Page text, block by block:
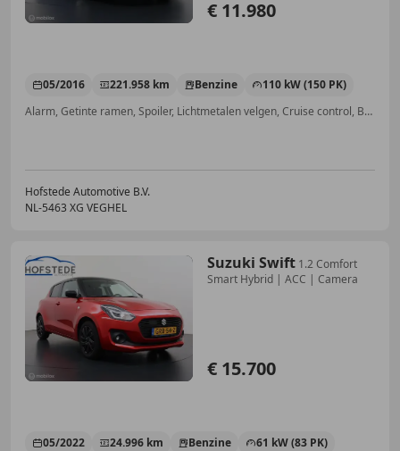
€ 11.980
05/2016 221.958 km Benzine
110 kW (150 PK)
Alarm, Getinte ramen, Spoiler, Lichtmetalen velgen, Cruise control, Bandenspanningscontrole, Navigatiesysteem, Lederen stuurwiel
Hofstede Automotive B.V.
NL-5463 XG VEGHEL
Suzuki Swift 1.2 Comfort
Smart Hybrid | ACC | Camera
€ 15.700
05/2022 24.996 km Benzine
61 kW (83 PK)